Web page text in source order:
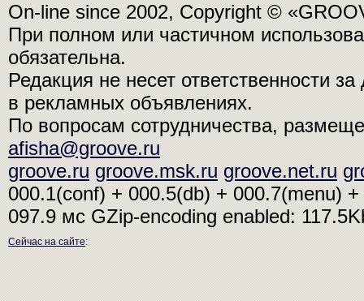
On-line since 2002, Copyright ©
При полном или частичном
обязательна.
Редакция не несет ответственности
в рекламных объявлениях.
По вопросам сотрудничества,
afisha@groove.ru
groove.ru groove.msk.ru groove.net.ru
000.1(conf) + 000.5(db) + 000.7(menu)
097.9 мсGZip-encoding enabled:
Сейчас на сайте: